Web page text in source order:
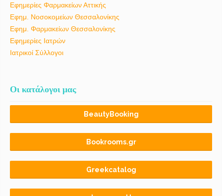
Εφημερίες Φαρμακείων Αττικής
Εφημ. Νοσοκομείων Θεσσαλονίκης
Εφημ. Φαρμακείων Θεσσαλονίκης
Εφημερίες Ιατρών
Ιατρικοί Σύλλογοι
Οι κατάλογοι μας
BeautyBooking
Bookrooms.gr
Greekcatalog